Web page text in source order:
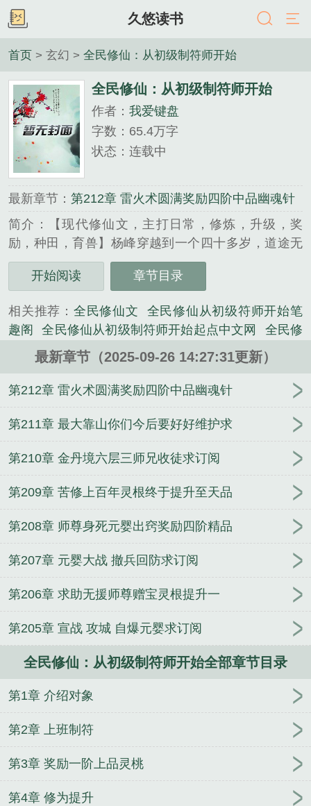
久悠读书
首页 > 玄幻 > 全民修仙：从初级制符师开始
全民修仙：从初级制符师开始
作者： 我爱键盘
字数：65.4万字
状态：连载中
最新章节： 第212章 雷火术圆满奖励四阶中品幽魂针
简介：【现代修仙文，主打日常，修炼，升级，奖
励，种田，育兽】杨峰穿越到一个四十多岁，道途无
望的青年身上。好在拥有一个神奇面板，只要他将修
为、法术、技艺提升到更高境界，便能获得各种天材
灵桃。】【修为突破至练气境后期，奖励筑基丹主药
金玉灵芝。】【三阶法术缩地成寸修至大成，奖励四
阶结婴灵物圣樱果。】别人需要下副本，闯秘境，冒
《全民修仙：从初级制符师开始》是我爱键盘精心创
开始阅读 章节目录
相关推荐： 全民修仙文
全民修仙从初级符师开始笔
趣阁
全民修仙从初级制符师开始起点中文网
全民修
仙从练气开始
全民修仙传 全民修仙从术法蜕变开
全民修仙从初级制符师开始
全民修仙从术法蜕变
开始 一瓢豆腐汤
全民修仙从初级制符师开始作者我
全民修仙攻略秘籍 全民修炼 全民修仙从初级制符师
级制符师开始免费阅读 全民修仙开局人物选择
全民
爱键盘免费 全民修仙流 全民修真什么意思
全民修
仙从初级制符师开始 我爱键盘 全民修仙从初级制符
师开始顶点
全民修仙百倍奖励
全民修仙从初级制符
师开始我爱键盘
全民修仙十倍奖励
霍格沃茨：小獾
斗罗：琴声一响，暗器返厂 农家乐通古代，开局接
始
佣兵战纪 书生江湖行 人在俄国：我有每日情报
士兵突击：从钢七连开始 时空救援 某霍格沃茨
的禁术传奇
美人多妩媚
逆天咯！没满一岁你就修成
大帝了？
大家地下城都难，你的这么休闲？
娇妃有
毒 吞噬星空：我的修炼时间无上限
最新章节（2025-09-26 14:27:31更新）
第212章 雷火术圆满奖励四阶中品幽魂针
第211章 最大靠山你们今后要好好维护求
第210章 金丹境六层三师兄收徒求订阅
第209章 苦修上百年灵根终于提升至天品
第208章 师尊身死元婴出窍奖励四阶精品
第207章 元婴大战 撤兵回防求订阅
第206章 求助无援师尊赠宝灵根提升一
第205章 宣战 攻城 自爆元婴求订阅
全民修仙：从初级制符师开始全部章节目录
第1章 介绍对象
第2章 上班制符
第3章 奖励一阶上品灵桃
第4章 修为提升